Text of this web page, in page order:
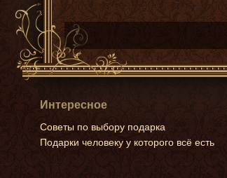
Интересное
Советы по выбору подарка
Подарки человеку у которого всё есть